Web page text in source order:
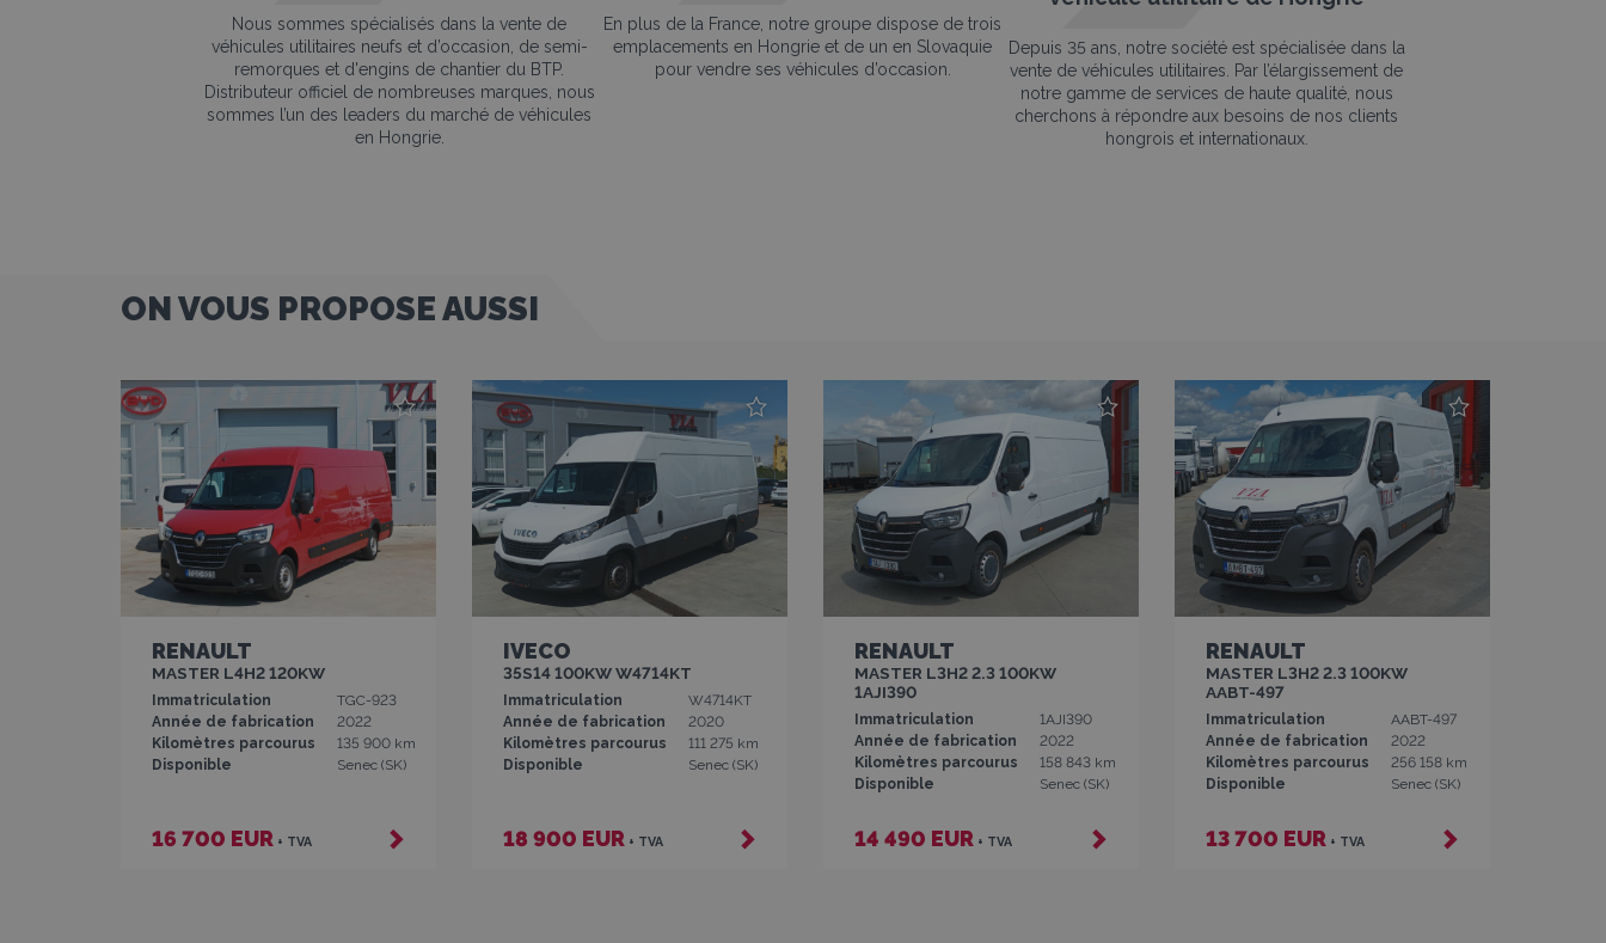
Nous sommes spécialisés dans la vente de
véhicules utilitaires neufs et d’occasion, de semi-
remorques et d'engins de chantier du BTP.
Distributeur officiel de nombreuses marques, nous
sommes l’un des leaders du marché de véhicules
en Hongrie.
En plus de la France, notre groupe dispose de trois
emplacements en Hongrie et de un en Slovaquie
pour vendre ses véhicules d’occasion.
Depuis 35 ans, notre société est spécialisée dans la
vente de véhicules utilitaires. Par l’élargissement de
notre gamme de services de haute qualité, nous
cherchons à répondre aux besoins de nos clients
hongrois et internationaux.
ON VOUS PROPOSE AUSSI
RENAULT
MASTER L4H2 120KW
Immatriculation
TGC-923
Année de fabrication
2022
Kilomètres parcourus
135 900 km
Disponible
Senec (SK)
16 700 EUR + TVA
IVECO
35S14 100KW W4714KT
Immatriculation
W4714KT
Année de fabrication
2020
Kilomètres parcourus
111 275 km
Disponible
Senec (SK)
18 900 EUR + TVA
RENAULT
MASTER L3H2 2.3 100KW
1AJI390
Immatriculation
1AJI390
Année de fabrication
2022
Kilomètres parcourus
158 843 km
Disponible
Senec (SK)
14 490 EUR + TVA
RENAULT
MASTER L3H2 2.3 100KW
AABT-497
Immatriculation
AABT-497
Année de fabrication
2022
Kilomètres parcourus
256 158 km
Disponible
Senec (SK)
13 700 EUR + TVA